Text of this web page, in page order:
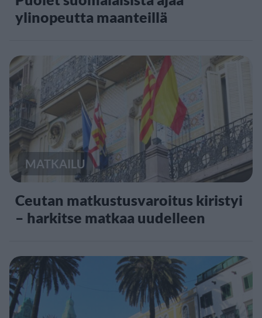
ylinopeutta maanteillä
MATKAILU
Ceutan matkustusvaroitus kiristyi
– harkitse matkaa uudelleen